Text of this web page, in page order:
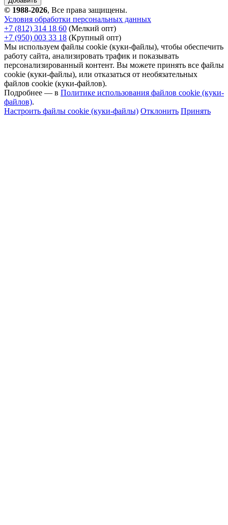
© 1988-2026, Все права защищены.
Условия обработки персональных данных
+7 (812) 314 18 60 (Мелкий опт)
+7 (950) 003 33 18 (Крупный опт)
Мы используем файлы cookie (куки-файлы), чтобы обеспечить
работу сайта, анализировать трафик и показывать
персонализированный контент. Вы можете принять все файлы
cookie (куки-файлы), или отказаться от необязательных
файлов cookie (куки-файлов).
Подробнее — в Политике использования файлов cookie (куки-
файлов).
Настроить файлы cookie (куки-файлы) Отклонить Принять